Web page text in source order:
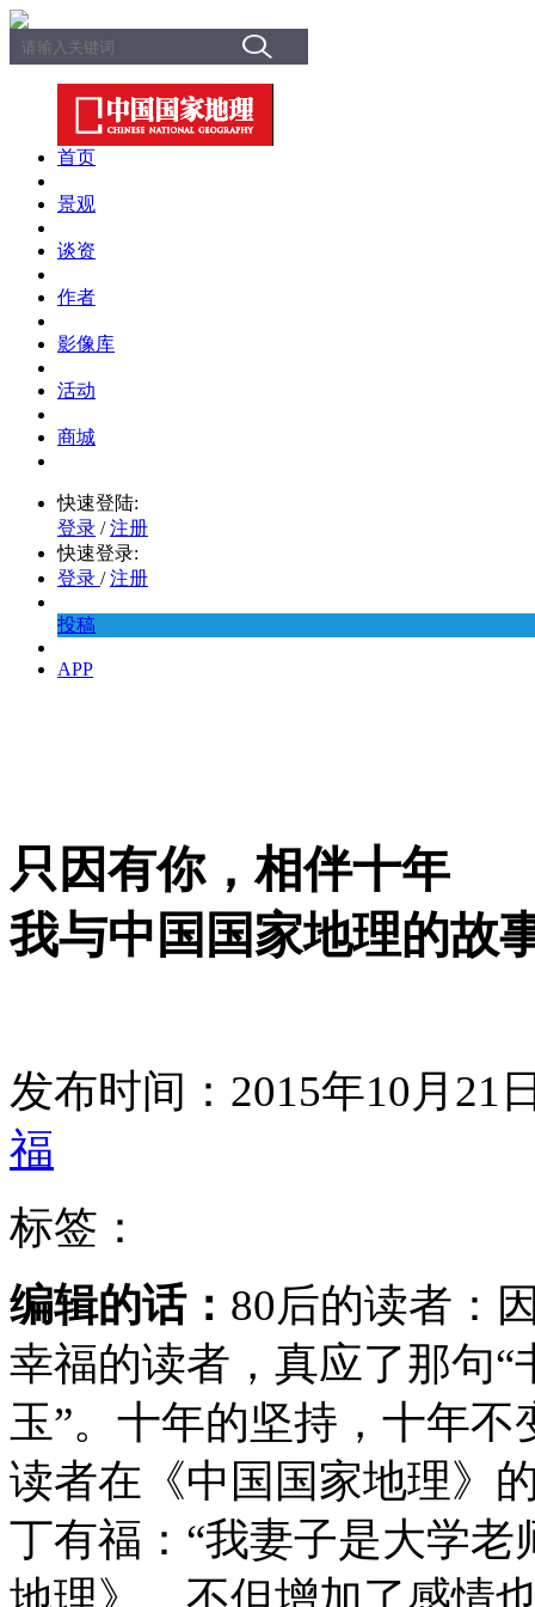
首页
景观
谈资
作者
影像库
活动
商城
快速登陆:
登录 / 注册
快速登录:
登录 / 注册
投稿
APP
只因有你，相伴十年
我与中国国家地理的故
发布时间：2015年10月21
福
标签：
编辑的话： 80后的读者：
幸福的读者，真应了那句
玉”。十年的坚持，十年
读者在《中国国家地理》
丁有福：“我妻子是大学